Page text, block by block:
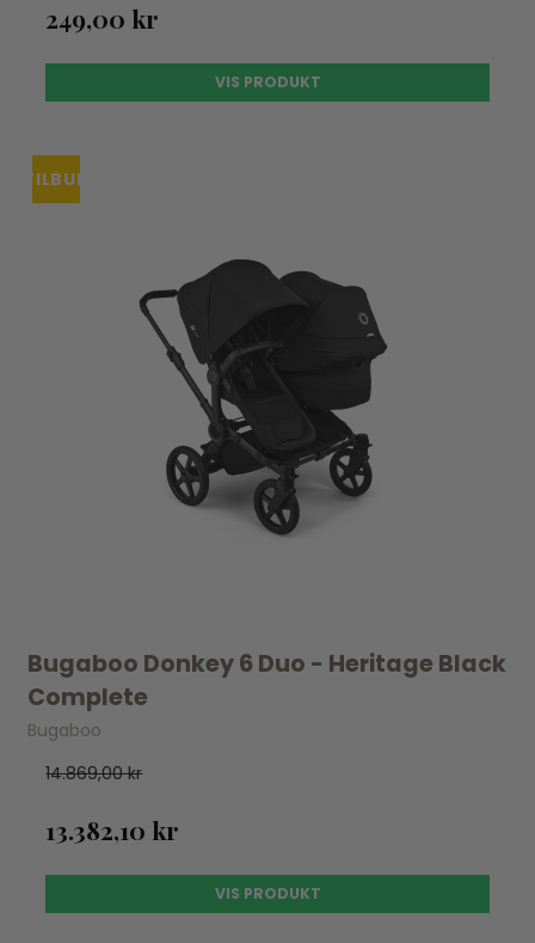
249,00 kr
VIS PRODUKT
TILBUD
Bugaboo Donkey 6 Duo - Heritage Black
Complete
Bugaboo
14.869,00 kr
13.382,10 kr
VIS PRODUKT